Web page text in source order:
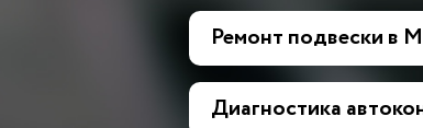
Ремонт подвески в
Диагностика